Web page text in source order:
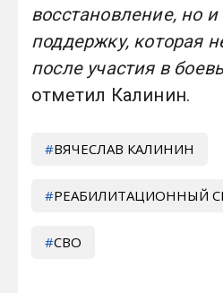
восстановление, но
поддержку, которая
после участия в
отметил Калинин.
ВЯЧЕСЛАВ КАЛИНИН
РЕАБИЛИТАЦИОННЫЙ
СВО